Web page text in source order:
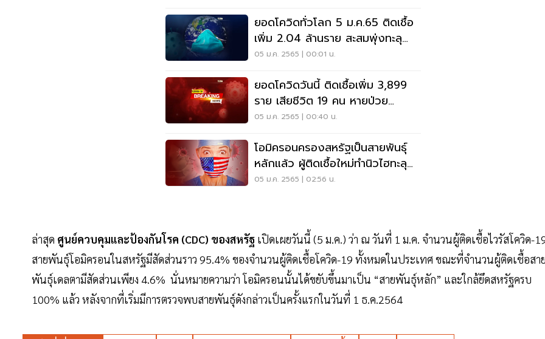
ยอดโควิดทั่วโลก 5 ม.ค.65 ติดเชื้อ
เพิ่ม 2.04 ล้านราย สะสมพุ่งทะลุ
295 ล้านราย
05 ม.ค. 2565 | 00:01 น.
ยอดโควิดวันนี้ ติดเชื้อเพิ่ม 3,899
ราย เสียชีวิต 19 คน หายป่วย
2,508 ราย
05 ม.ค. 2565 | 00:40 น.
โอมิครอนครองสหรัฐเป็นสายพันธุ์
หลักแล้ว ผู้ติดเชื้อใหม่ทำนิวไฮทะลุ
ล้าน
05 ม.ค. 2565 | 02:56 น.
ล่าสุด ศูนย์ควบคุมและป้องกันโรค (CDC) ของสหรัฐ เปิดเผยวันนี้ (5 ม.ค.) ว่า ณ วันที่ 1 ม.ค. จำนวนผู้ติดเชื้อไวรัสโควิด-
สายพันธุ์โอมิครอนในสหรัฐมีสัดส่วนราว 95.4% ของจำนวนผู้ติดเชื้อโควิด-19 ทั้งหมดในประเทศ ขณะที่จำนวนผู้ติดเชื้อสา
พันธุ์เดลตามีสัดส่วนเพียง 4.6% นั่นหมายความว่า โอมิครอนนั้นได้ขยับขึ้นมาเป็น “สายพันธุ์หลัก” และใกล้ยึดสหรัฐครบ
100% แล้ว หลังจากที่เริ่มมีการตรวจพบสายพันธุ์ดังกล่าวเป็นครั้งแรกในวันที่ 1 ธ.ค.2564